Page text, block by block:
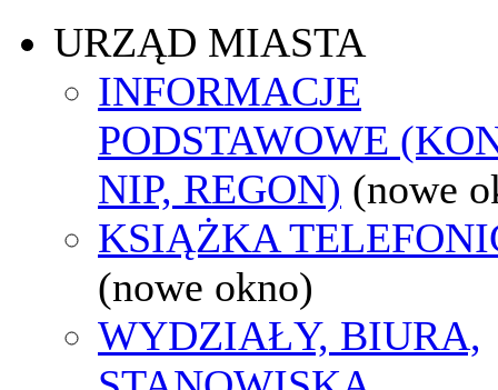
URZĄD MIASTA
INFORMACJE
PODSTAWOWE
NIP, REGON) (nowe
KSIĄŻKA
(nowe okno)
WYDZIAŁY, BIURA,